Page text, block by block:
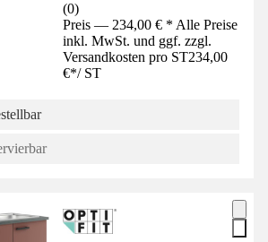
(0)
Preis — 234,00 € * Alle Preise
inkl. MwSt. und ggf. zzgl.
Versandkosten pro ST234,00
€*/ ST